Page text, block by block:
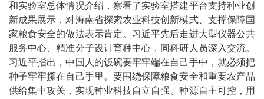
和实验室总体情况介绍，察看了实验室搭建平台支持种业创
新成果展示，对海南省探索农业科技创新模式、支撑保障国
家粮食安全的做法表示肯定。习近平先后走进大型仪器公共
服务中心、精准分子设计育种中心，同科研人员深入交流。
习近平指出，中国人的饭碗要牢牢端在自己手中，就必须把
种子牢牢攥在自己手里。要围绕保障粮食安全和重要农产品
供给集中攻关，实现种业科技自立自强、种源自主可控，用